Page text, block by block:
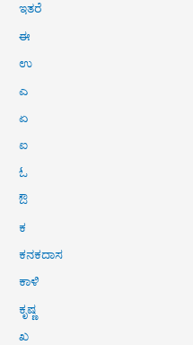
ಇತರೆ
ಈ
ಉ
ಎ
ಏ
ಐ
ಓ
ಔ
ಕ
ಕನಕದಾಸ
ಕಾಳಿ
ಕೃಷ್ಣ
ಖ